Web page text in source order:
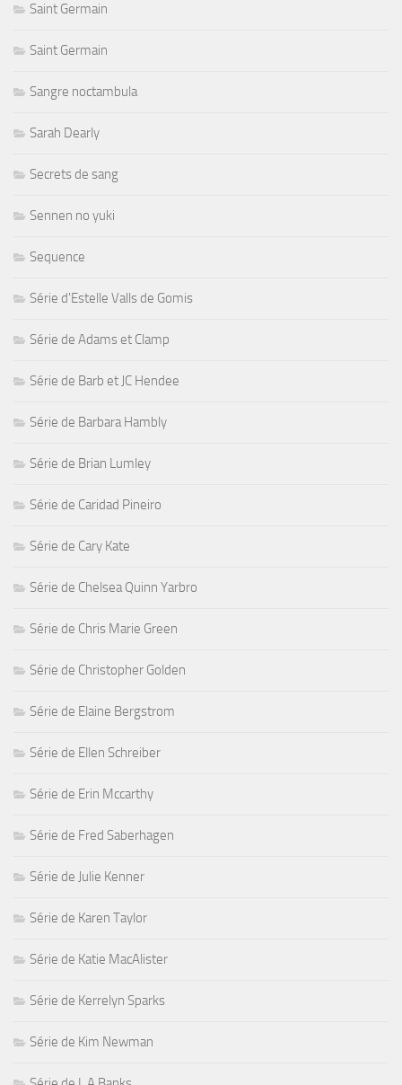
Saint Germain
Saint Germain
Sangre noctambula
Sarah Dearly
Secrets de sang
Sennen no yuki
Sequence
Série d'Estelle Valls de Gomis
Série de Adams et Clamp
Série de Barb et JC Hendee
Série de Barbara Hambly
Série de Brian Lumley
Série de Caridad Pineiro
Série de Cary Kate
Série de Chelsea Quinn Yarbro
Série de Chris Marie Green
Série de Christopher Golden
Série de Elaine Bergstrom
Série de Ellen Schreiber
Série de Erin Mccarthy
Série de Fred Saberhagen
Série de Julie Kenner
Série de Karen Taylor
Série de Katie MacAlister
Série de Kerrelyn Sparks
Série de Kim Newman